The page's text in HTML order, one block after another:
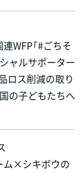
WFP「#ごちそ
ャルサポーター
ロス削減の取り
の子どもたちへ
ム×シキボウの